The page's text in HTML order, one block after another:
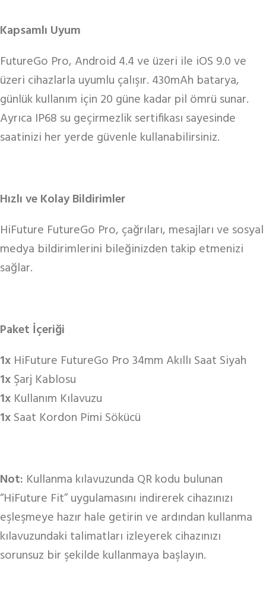
Kapsamlı Uyum
FutureGo Pro, Android 4.4 ve üzeri ile iOS 9.0 ve
üzeri cihazlarla uyumlu çalışır. 430mAh batarya,
günlük kullanım için 20 güne kadar pil ömrü sunar.
Ayrıca IP68 su geçirmezlik sertifikası sayesinde
saatinizi her yerde güvenle kullanabilirsiniz.
Hızlı ve Kolay Bildirimler
HiFuture FutureGo Pro, çağrıları, mesajları ve sosyal
medya bildirimlerini bileğinizden takip etmenizi
sağlar.
Paket İçeriği
1x HiFuture FutureGo Pro 34mm Akıllı Saat Siyah
1xŞarj Kablosu
1x Kullanım Kılavuzu
1xSaat Kordon Pimi Sökücü
Not: Kullanma kılavuzunda QR kodu bulunan
“HiFuture Fit” uygulamasını indirerek cihazınızı
eşleşmeye hazır hale getirin ve ardından kullanma
kılavuzundaki talimatları izleyerek cihazınızı
sorunsuz bir şekilde kullanmaya başlayın.